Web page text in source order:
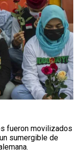
fueron movilizados
sumergible de